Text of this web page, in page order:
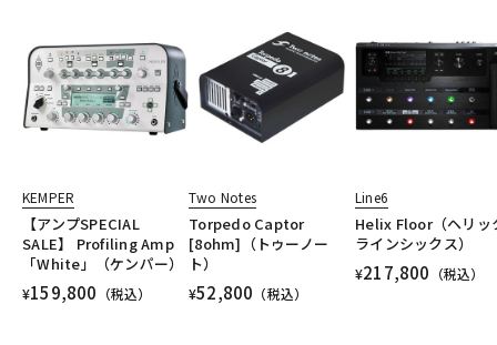
KEMPER
【アンプSPECIAL
SALE】 Profiling Amp
「White」（ケンパー）
¥159,800 （税込）
Two Notes
Torpedo Captor
[8ohm]（トゥーノー
ト）
¥52,800 （税込）
Line6
Helix Floor（ヘリッ
ラインシックス）
¥217,800 （税込）